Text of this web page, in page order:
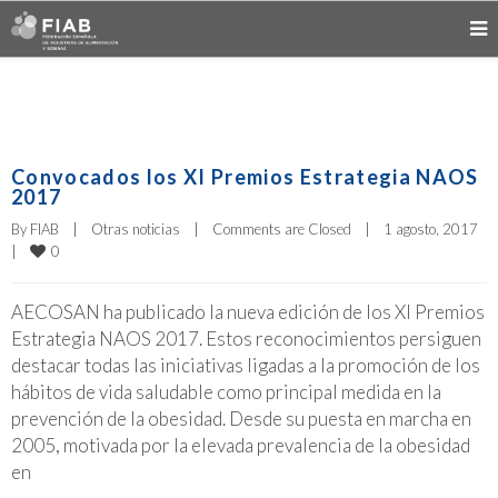
Convocados los XI Premios Estrategia NAOS
2017
By FIAB Otras noticias Comments are Closed
0
AECOSAN ha publicado la nueva edición de los XI Premios
Estrategia NAOS 2017. Estos reconocimientos persiguen
destacar todas las iniciativas ligadas a la promoción de los
hábitos de vida saludable como principal medida en la
prevención de la obesidad. Desde su puesta en marcha en
2005, motivada por la elevada prevalencia de la obesidad
en